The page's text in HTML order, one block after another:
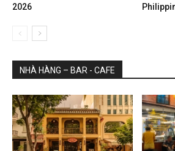
2026
NHÀ HÀNG – BAR - CAFE